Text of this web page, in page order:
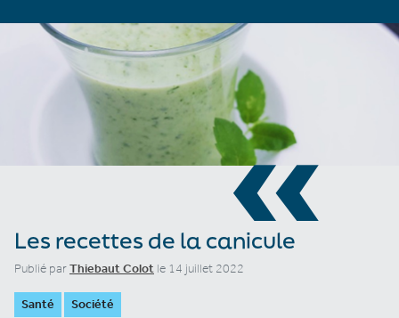
«
Les recettes de la canicule
Publié parThiebaut Colot le 14 juillet 2022
Santé Société